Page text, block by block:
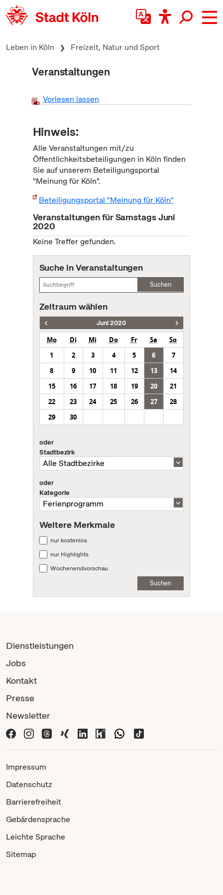
zum Inhalt springen
Leben in Köln Freizeit, Natur und Sport
Veranstaltungen
Vorlesen lassen
Hinweis:
Alle Veranstaltungen mit/zu
Öffentlichkeitsbeteiligungen in Köln finden
Sie auf unserem Beteiligungsportal
"Meinung für Köln".
Beteiligungsportal "Meinung für Köln"
Veranstaltungen für Samstags Juni
2020
Keine Treffer gefunden.
Suche in Veranstaltungen
Suchen
Zeitraum wählen
Juni 2020
Mo Di Mi Do Fr Sa
So
1
2 3 4 5 6
7
8
9 10 11 12 13
14
15
16 17 18 19 20
21
22
23 24 25 26 27
28
29
30
oder
Stadtbezirk
oder
Kategorie
Weitere Merkmale
nur kostenlos
nur Highlights
Wochenendvorschau
Suchen
Dienstleistungen
Jobs
Kontakt
Presse
Newsletter
Impressum
Datenschutz
Barrierefreiheit
Gebärdensprache
Leichte Sprache
Sitemap